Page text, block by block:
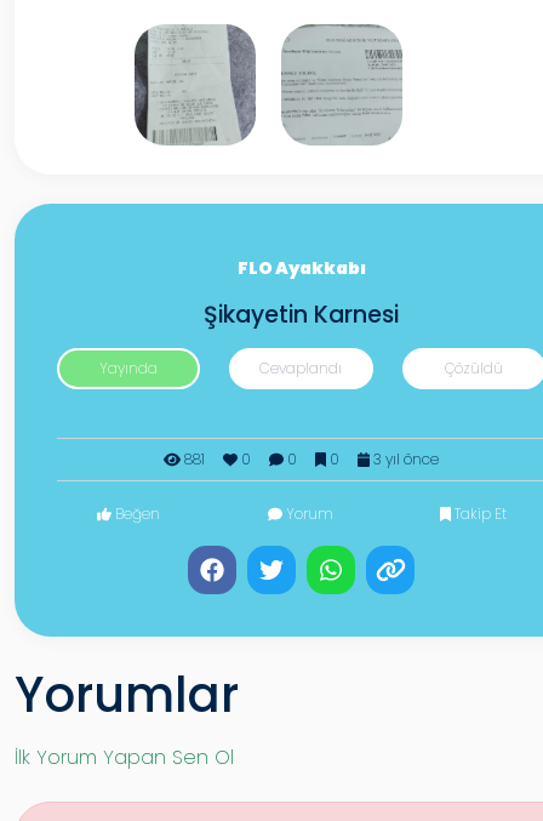
FLO Ayakkabı
Şikayetin Karnesi
Yayında Cevaplandı Çözüldü
881 0 0 0 3 yıl önce
Beğen Yorum Takip Et
Yorumlar
İlk Yorum Yapan Sen Ol